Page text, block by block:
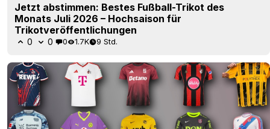
Jetzt abstimmen: Bestes Fußball-Trikot des
Monats Juli 2026 – Hochsaison für
Trikotveröffentlichungen
0 0 0 1.7K 9 Std.